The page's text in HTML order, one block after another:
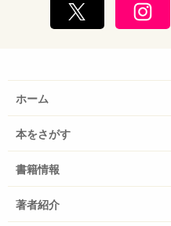
ホーム
本をさがす
書籍情報
著者紹介